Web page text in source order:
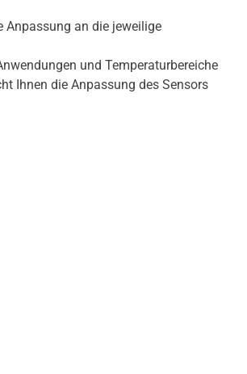
Anpassung an die jeweilige
und Temperaturbereiche
Ihnen die Anpassung des Sensors